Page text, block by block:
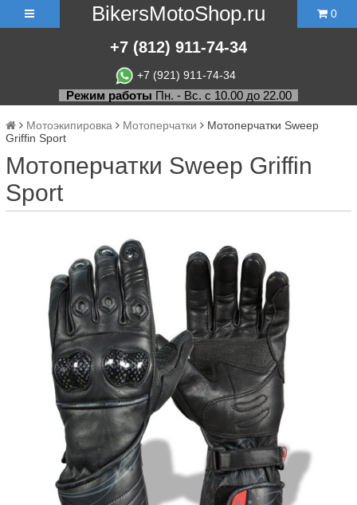
BikersMotoShop.ru
+7 (812) 911-74-34
+7 (921) 911-74-34
0
Режим работы Пн. - Вс. с 10.00 до 22.00
Мотоэкипировка Мотоперчатки
Мотоперчатки Sweep
Griffin Sport
Мотоперчатки Sweep Griffin
Sport